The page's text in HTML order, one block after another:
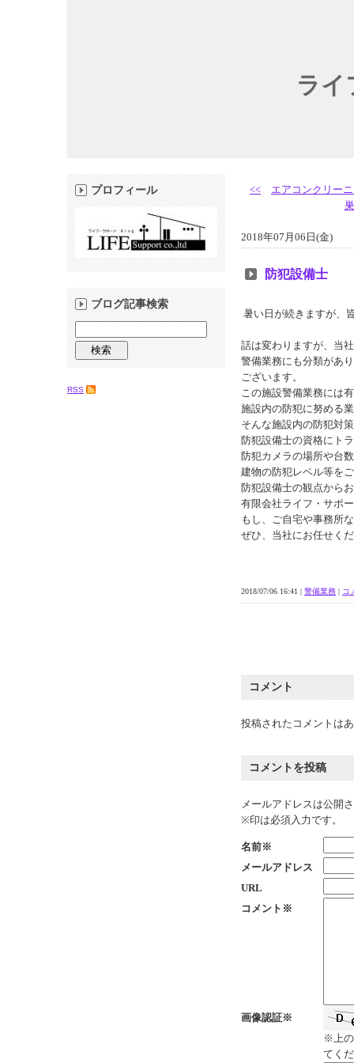
ライ
<<
エアコンクリー
2018年07月06日(金)
防犯設備士
暑い日が続きますが、
話は変わりますが、当
警備業務にも分類があ
ございます。
この施設警備業務には
施設内の防犯に努める
そんな施設内の防犯対
防犯設備士の資格にト
防犯カメラの場所や台
建物の防犯レベル等を
防犯設備士の観点から
有限会社ライフ・サポ
もし、ご自宅や事務所
ぜひ、当社にお任せく
2018/07/06 16:41 | 警備業務 | コ
コメント
投稿されたコメントは
コメントを投稿
メールアドレスは公開
※印は必須入力です。
名前※
メールアドレス
URL
コメント※
画像認証※
※上の
てく
プロフィール
ブログ記事検索
RSS